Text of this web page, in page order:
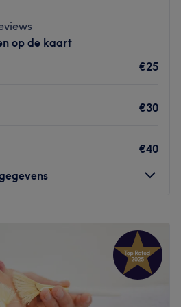
op de kaart
€25
€30
€40
19:00
19:00
Gesloten
19:00
10:00